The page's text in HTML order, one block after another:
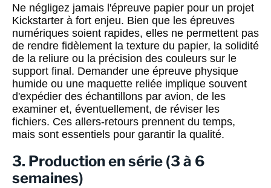
Ne négligez jamais l'épreuve papier pour un projet
Kickstarter à fort enjeu. Bien que les épreuves
numériques soient rapides, elles ne permettent pas
de rendre fidèlement la texture du papier, la solidité
de la reliure ou la précision des couleurs sur le
support final. Demander une épreuve physique
humide ou une maquette reliée implique souvent
d'expédier des échantillons par avion, de les
examiner et, éventuellement, de réviser les
fichiers. Ces allers-retours prennent du temps,
mais sont essentiels pour garantir la qualité.
3. Production en série (3 à 6
semaines)